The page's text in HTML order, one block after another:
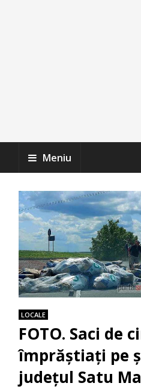
Meniu
LOCALE
FOTO. Saci de
împrăștiați pe
județul Satu